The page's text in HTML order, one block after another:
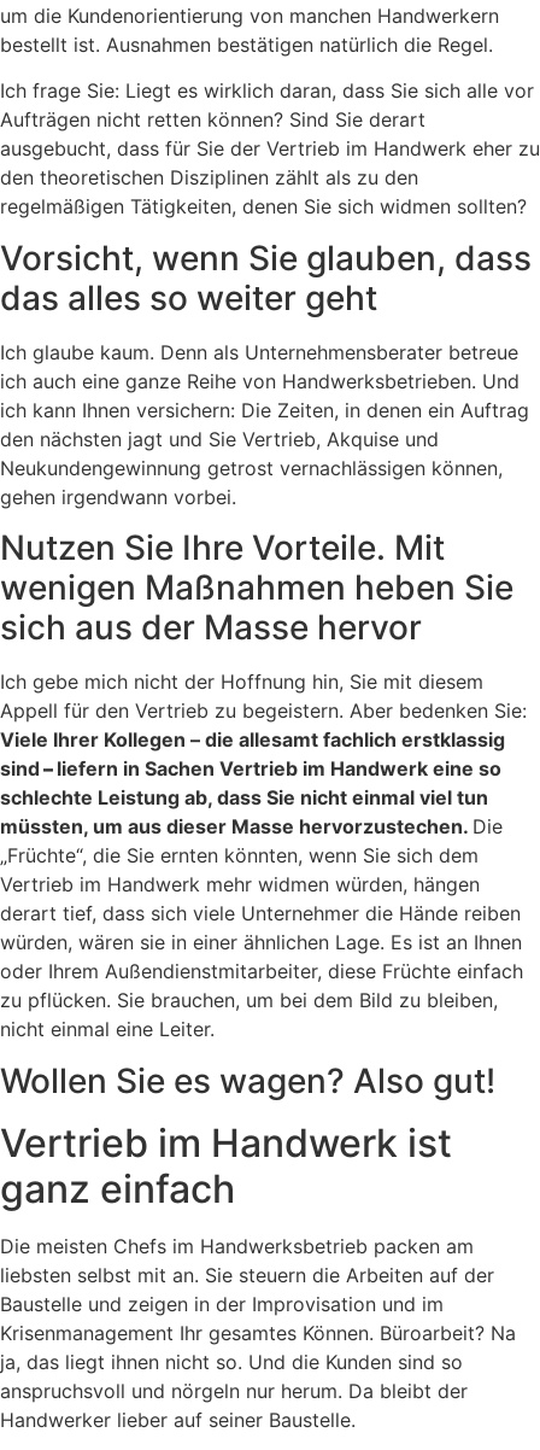
um die Kundenorientierung von manchen Handwerkern
bestellt ist. Ausnahmen bestätigen natürlich die Regel.
Ich frage Sie: Liegt es wirklich daran, dass Sie sich alle vor
Aufträgen nicht retten können? Sind Sie derart
ausgebucht, dass für Sie der Vertrieb im Handwerk eher zu
den theoretischen Disziplinen zählt als zu den
regelmäßigen Tätigkeiten, denen Sie sich widmen sollten?
Vorsicht, wenn Sie glauben, dass
das alles so weiter geht
Ich glaube kaum. Denn als Unternehmensberater betreue
ich auch eine ganze Reihe von Handwerksbetrieben. Und
ich kann Ihnen versichern: Die Zeiten, in denen ein Auftrag
den nächsten jagt und Sie Vertrieb, Akquise und
Neukundengewinnung getrost vernachlässigen können,
gehen irgendwann vorbei.
Nutzen Sie Ihre Vorteile. Mit
wenigen Maßnahmen heben Sie
sich aus der Masse hervor
Ich gebe mich nicht der Hoffnung hin, Sie mit diesem
Appell für den Vertrieb zu begeistern. Aber bedenken Sie:
Viele Ihrer Kollegen – die allesamt fachlich erstklassig
sind– liefern in Sachen Vertrieb im Handwerk eine so
schlechte Leistung ab, dass Sie nicht einmal viel tun
müssten, um aus dieser Masse hervorzustechen. Die
„Früchte“, die Sie ernten könnten, wenn Sie sich dem
Vertrieb im Handwerk mehr widmen würden, hängen
derart tief, dass sich viele Unternehmer die Hände reiben
würden, wären sie in einer ähnlichen Lage. Es ist an Ihnen
oder Ihrem Außendienstmitarbeiter, diese Früchte einfach
zu pflücken. Sie brauchen, um bei dem Bild zu bleiben,
nicht einmal eine Leiter.
Wollen Sie es wagen? Also gut!
Vertrieb im Handwerk ist
ganz einfach
Die meisten Chefs im Handwerksbetrieb packen am
liebsten selbst mit an. Sie steuern die Arbeiten auf der
Baustelle und zeigen in der Improvisation und im
Krisenmanagement Ihr gesamtes Können. Büroarbeit? Na
ja, das liegt ihnen nicht so. Und die Kunden sind so
anspruchsvoll und nörgeln nur herum. Da bleibt der
Handwerker lieber auf seiner Baustelle.